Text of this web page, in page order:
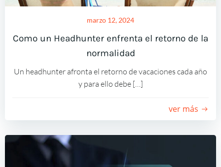
marzo 12, 2024
Como un Headhunter enfrenta el retorno de la
normalidad
Un headhunter afronta el retorno de vacaciones cada año
y para ello debe […]
ver más